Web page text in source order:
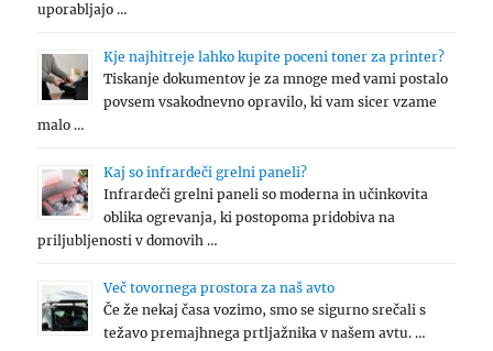
uporabljajo …
Kje najhitreje lahko kupite poceni toner za printer?
Tiskanje dokumentov je za mnoge med vami postalo
povsem vsakodnevno opravilo, ki vam sicer vzame
malo …
Kaj so infrardeči grelni paneli?
Infrardeči grelni paneli so moderna in učinkovita
oblika ogrevanja, ki postopoma pridobiva na
priljubljenosti v domovih …
Več tovornega prostora za naš avto
Če že nekaj časa vozimo, smo se sigurno srečali s
težavo premajhnega prtljažnika v našem avtu. …